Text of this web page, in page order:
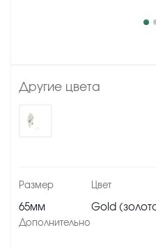
Другие цвета
65мм Gold